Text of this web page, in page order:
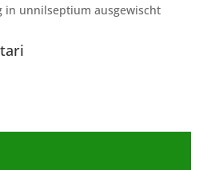
in unnilseptium ausgewischt